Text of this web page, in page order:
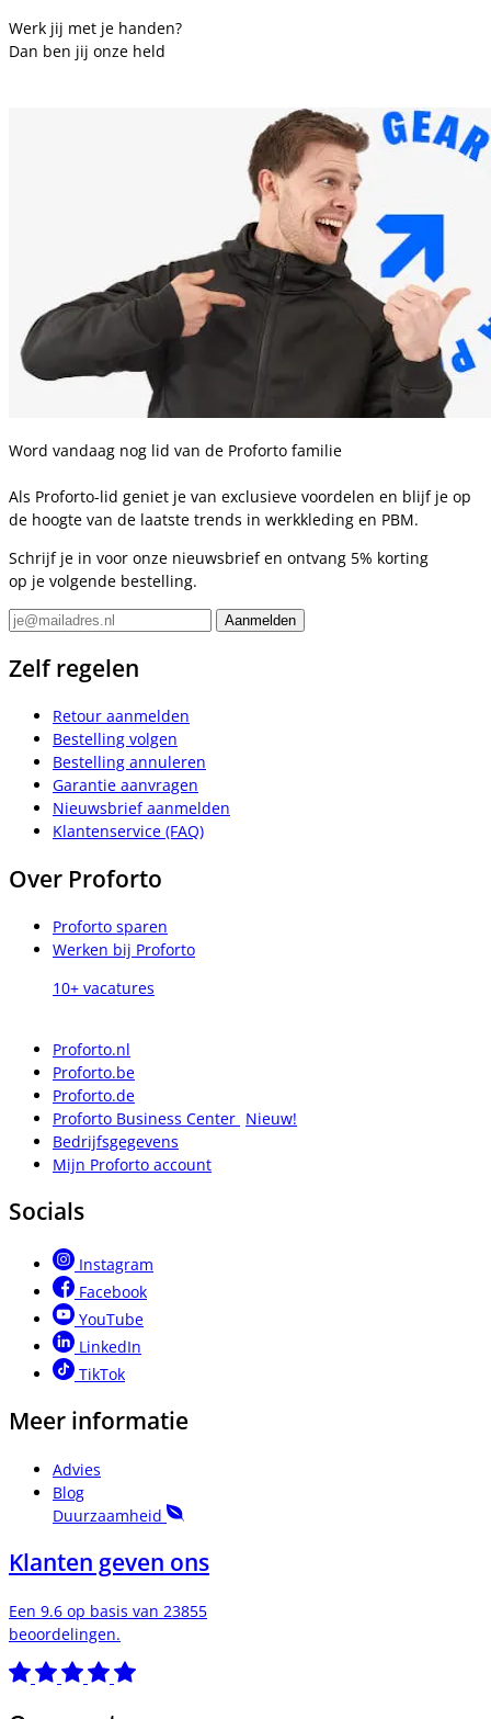
Werk jij met je handen?
Dan ben jij onze held
Word vandaag nog lid van de Proforto familie
Als Proforto-lid geniet je van exclusieve voordelen en blijf je op
de hoogte van de laatste trends in werkkleding en PBM.
Schrijf je in voor onze nieuwsbrief en ontvang 5% korting
op je volgende bestelling.
Zelf regelen
Retour aanmelden
Bestelling volgen
Bestelling annuleren
Garantie aanvragen
Nieuwsbrief aanmelden
Klantenservice (FAQ)
Over Proforto
Proforto sparen
Werken bij Proforto
10+ vacatures
Proforto.nl
Proforto.be
Proforto.de
Proforto Business Center Nieuw!
Bedrijfsgegevens
Mijn Proforto account
Socials
Instagram
Facebook
YouTube
LinkedIn
TikTok
Meer informatie
Advies
Blog
Duurzaamheid
Klanten geven ons
Een 9.6 op basis van 23855
beoordelingen.